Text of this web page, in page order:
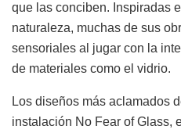
que las conciben. Inspiradas
naturaleza, muchas de sus
sensoriales al jugar con la
de materiales como el vidrio.
Los diseños más aclamados
instalación No Fear of Glass,